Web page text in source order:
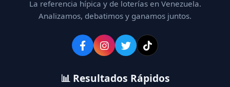
La referencia hípica y de loterías en Venezuela.
Analizamos, debatimos y ganamos juntos.
📊 Resultados Rápidos